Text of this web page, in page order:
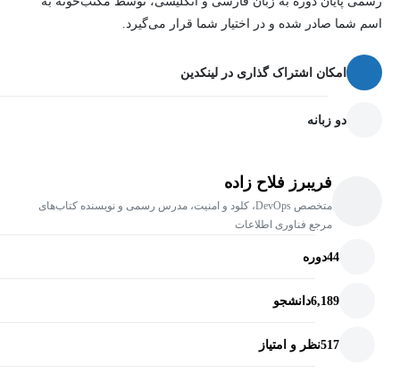
اسم شما صادر شده و در اختیار شما قرار می‌گیرد.
امکان اشتراک گذاری در لینکدین
دو زبانه
فریبرز فلاح زاده
متخصص DevOps، کلود و امنیت، مدرس رسمی و نویسنده کتاب‌های
مرجع فناوری اطلاعات
44دوره
6,189دانشجو
517نظر و امتیاز